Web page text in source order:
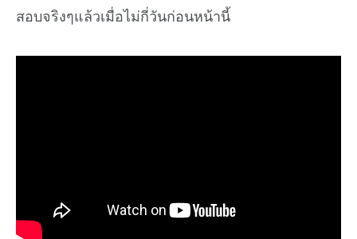
สอบจริงๆแล้วเมื่อไม่กี่วันก่อนหน้านี้